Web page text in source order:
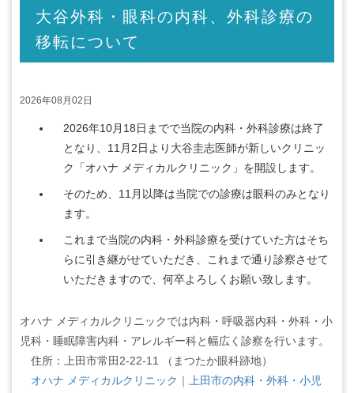
大谷外科・眼科の内科、外科診療の
移転について
2026年08月02日
2026年10月18日までで当院の内科・外科診療は終了
となり、11月2日より大谷圭志医師が新しいクリニッ
ク「オハナ メディカルクリニック」を開設します。
そのため、11月以降は当院での診療は眼科のみとなり
ます。
これまで当院の内科・外科診療を受けていた方はそち
らに引き継がせていただき、これまで通り診察させて
いただきますので、何卒よろしくお願い致します。
オハナ メディカルクリニックでは内科・呼吸器内科・外科・小
児科・睡眠障害内科・アレルギー科と幅広く診察を行います。
住所：上田市常田2-22-11 （まつたか眼科跡地）
オハナ メディカルクリニック｜上田市の内科・外科・小児